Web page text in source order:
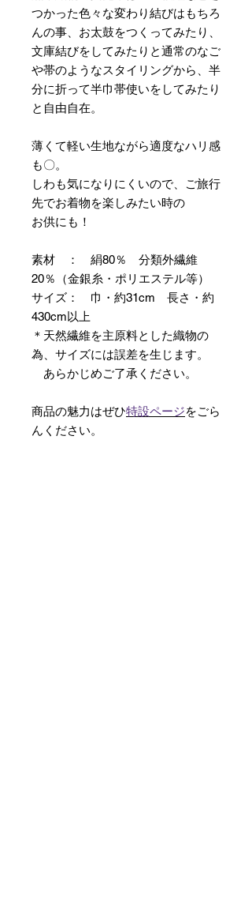
つかった色々な変わり結びはもちろ
んの事、お太鼓をつくってみたり、
文庫結びをしてみたりと通常のなご
や帯のようなスタイリングから、半
分に折って半巾帯使いをしてみたり
と自由自在。
薄くて軽い生地ながら適度なハリ感
も〇。
しわも気になりにくいので、ご旅行
先でお着物を楽しみたい時の
お供にも！
素材 ： 絹80％ 分類外繊維
20％（金銀糸・ポリエステル等）
サイズ： 巾・約31cm 長さ・約
430cm以上
＊天然繊維を主原料とした織物の
為、サイズには誤差を生じます。
あらかじめご了承ください。
商品の魅力はぜひ特設ページをごら
んください。